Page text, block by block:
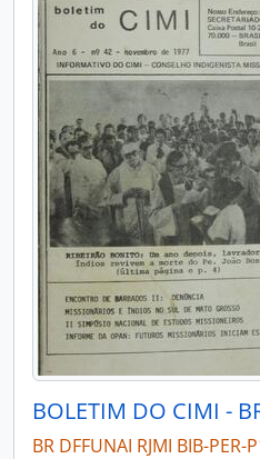
BR DFFUNAI RJMI BIB-PER-